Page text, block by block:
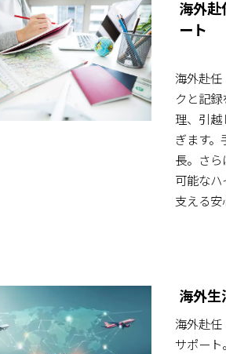
海外赴
ート
海外赴任
クと記
理、引
ぎます
長。さ
可能な
支える安
海外
海外赴任
サポート